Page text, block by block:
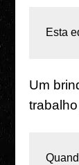
Esta
Um